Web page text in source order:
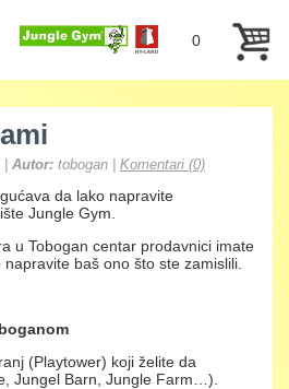
0
Autor: tobogan Komentari (0)
da lako napravite
Jungle Gym.
u Tobogan centar prodavnici imate
baš ono što ste zamislili.
(Playtower) koji želite da
Jungel Barn, Jungle Farm…).